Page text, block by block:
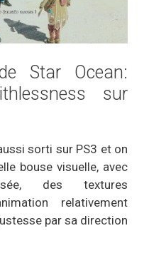
Star Ocean:
sur
sorti sur PS3 et on
bouse visuelle, avec
des textures
relativement
par sa direction